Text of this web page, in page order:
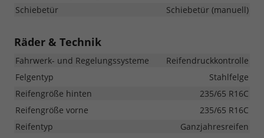
Schiebetür
Schiebetür (manuell)
Räder & Technik
Fahrwerk- und Regelungssysteme
Reifendruckkontrolle
Felgentyp
Stahlfelge
Reifengröße hinten
235/65 R16C
Reifengröße vorne
235/65 R16C
Reifentyp
Ganzjahresreifen